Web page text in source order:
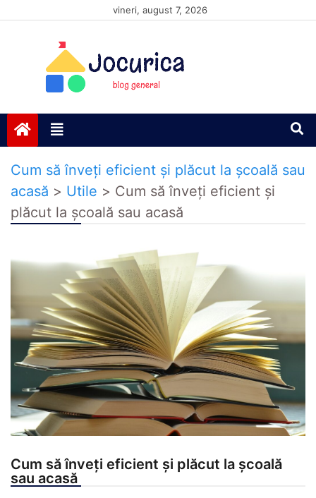
vineri, august 7, 2026
Jocurică blog
Cum să înveți eficient și plăcut la școală sau
acasă > Utile > Cum să înveți eficient și
plăcut la școală sau acasă
Cum să înveți eficient și plăcut la școală
sau acasă